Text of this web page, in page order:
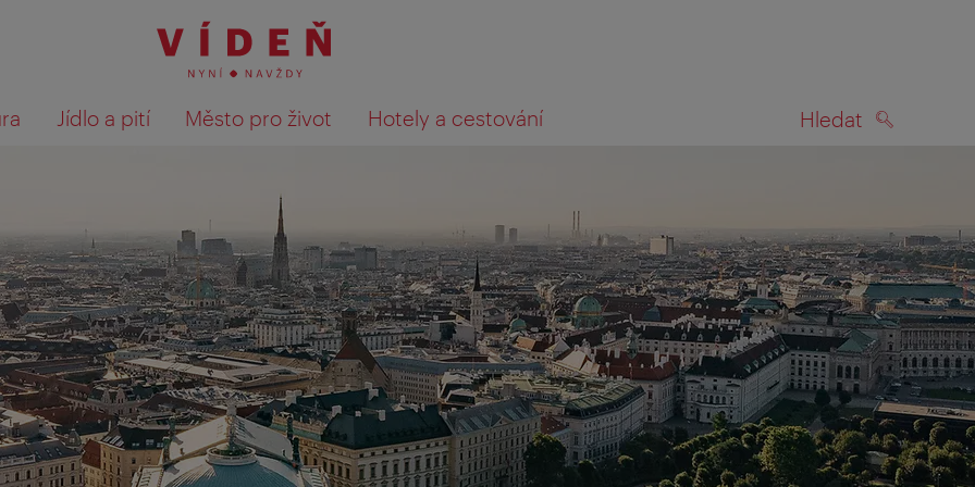
Jídlo a pití Město pro život Hotely a cestování Hledat